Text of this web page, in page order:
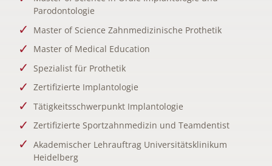
Parodontologie
Master of Science Zahnmedizinische Prothetik
Master of Medical Education
Spezialist für Prothetik
Zertifizierte Implantologie
Tätigkeitsschwerpunkt Implantologie
Zertifizierte Sportzahnmedizin und Teamdentist
Akademischer Lehrauftrag Universitätsklinikum
Heidelberg